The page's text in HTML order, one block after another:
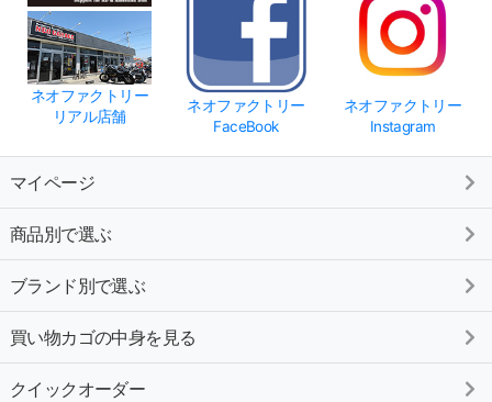
ネオファクトリー
リアル店舗
ネオファクトリー
FaceBook
ネオファクトリー
Instagram
マイページ
商品別で選ぶ
ブランド別で選ぶ
買い物カゴの中身を見る
クイックオーダー